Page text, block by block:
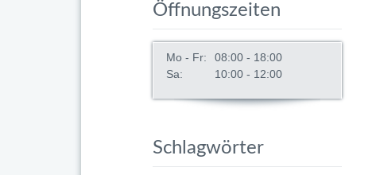
Öffnungszeiten
Mo - Fr:
08:00 - 18:00
Sa:
10:00 - 12:00
Schlagwörter